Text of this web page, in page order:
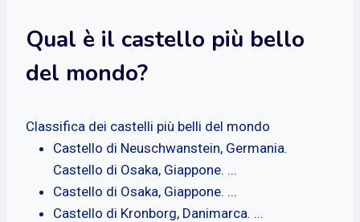
Qual è il castello più bello
del mondo?
Classifica dei castelli più belli del mondo
Castello di Neuschwanstein, Germania.
Castello di Osaka, Giappone. ...
Castello di Osaka, Giappone. ...
Castello di Kronborg, Danimarca. ...